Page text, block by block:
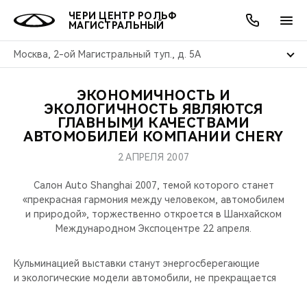
ЧЕРИ ЦЕНТР РОЛЬФ
МАГИСТРАЛЬНЫЙ
Москва, 2-ой Магистральный туп., д. 5А
МОДЕЛИ
ВСЕ МОДЕЛИ
СЕДАНЫ
НОВИНКИ
ПОКУПАТЕЛЯМ
ВЫБОР И ПОКУПКА
ВЛАДЕЛЬЦАМ
СЕРВИС
ПОДДЕРЖКА
МИР CHERY
АКСЕССУАРЫ
CHERY В СОЦСЕТЯХ
БЛАГОТВОРИТЕЛЬНОСТЬ
АКЦИИ
ВЫГОДЫ И АКЦИИ
ОНЛАЙН СЕРВИСЫ
ВЫБОР И ПОКУПКА
О КОМПАНИИ
О НАС
ЭКОНОМИЧНОСТЬ И
ЭКОЛОГИЧНОСТЬ ЯВЛЯЮТСЯ
ГЛАВНЫМИ КАЧЕСТВАМИ
АВТОМОБИЛЕЙ КОМПАНИИ CHERY
2 АПРЕЛЯ 2007
Салон Auto Shanghai 2007, темой которого станет
«прекрасная гармония между человеком, автомобилем
и природой», торжественно откроется в Шанхайском
Международном Экспоцентре 22 апреля.
Кульминацией выставки станут энергосберегающие
и экологические модели автомобили, не прекращается